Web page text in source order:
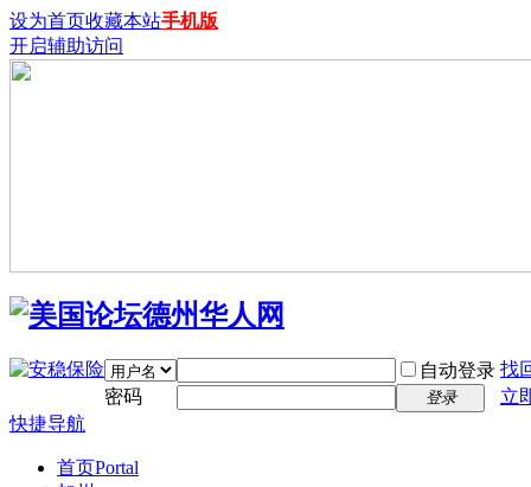
设为首页收藏本站手机版
开启辅助访问
自动登录 找
密码
登录
立
快捷导航
首页Portal